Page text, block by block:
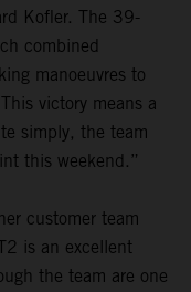
Kofler. The 39-
combined
manoeuvres to
victory means a
simply, the team
this weekend.”
customer team
is an excellent
the team are one